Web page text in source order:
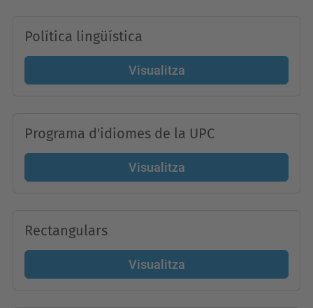
Política lingüística
Visualitza
Programa d'idiomes de la UPC
Visualitza
Rectangulars
Visualitza